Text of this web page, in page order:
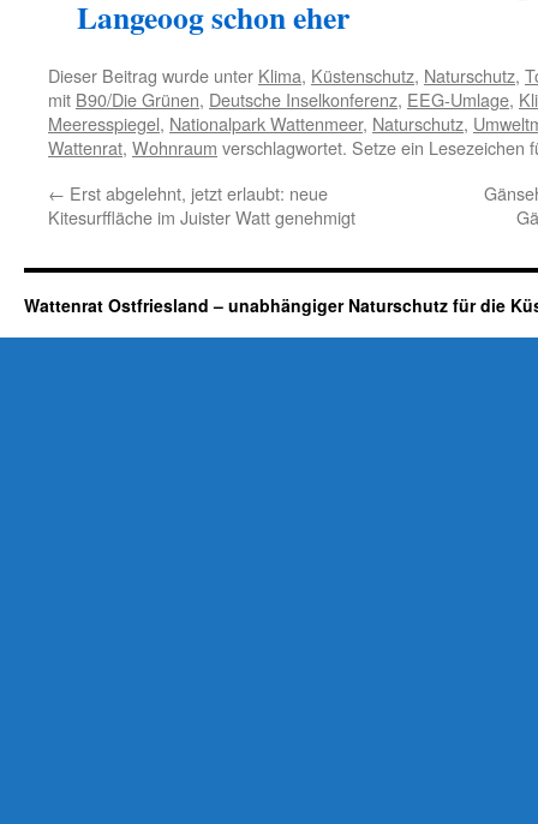
Langeoog schon eher
Dieser Beitrag wurde unter Klima, Küstenschutz, Naturschutz,
mit B90/Die Grünen, Deutsche Inselkonferenz, EEG-Umlage,
Meeresspiegel, Nationalpark Wattenmeer, Naturschutz,
Wattenrat, Wohnraum verschlagwortet. Setze ein Lesezeichen
← Erst abgelehnt, jetzt erlaubt: neue
Kitesurffläche im Juister Watt genehmigt
Wattenrat Ostfriesland – unabhängiger Naturschutz für die